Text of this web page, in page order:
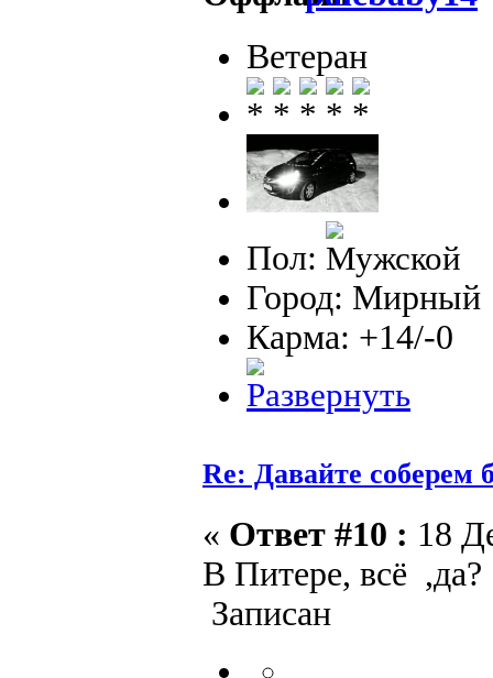
Ветеран
Пол:
Город: Мирный
Карма: +14/-0
Re: Давайте
« Ответ #10 : 18
В Питере, всё ,да?
Записан